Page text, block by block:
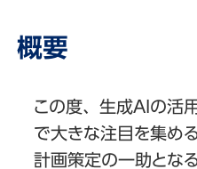
概要
この度、生成AIの活
で大きな注目を集め
計画策定の一助とな